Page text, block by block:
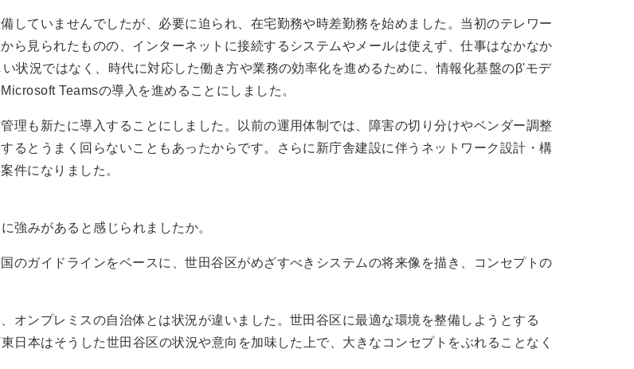
していませんでしたが、必要に迫られ、在宅勤務や時差勤務を始めました。当初のテレワー
ら見られたものの、インターネットに接続するシステムやメールは使えず、仕事はなかなか
状況ではなく、時代に対応した働き方や業務の効率化を進めるために、情報化基盤のβ'モデ
Teamsの導入を進めることにしました。
理も新たに導入することにしました。以前の運用体制では、障害の切り分けやベンダー調整
るとうまく回らないこともあったからです。さらに新庁舎建設に伴うネットワーク設計・構
件になりました。
みがあると感じられましたか。
のガイドラインをベースに、世田谷区がめざすべきシステムの将来像を描き、コンセプトの
オンプレミスの自治体とは状況が違いました。世田谷区に最適な環境を整備しようとする
日本はそうした世田谷区の状況や意向を加味した上で、大きなコンセプトをぶれることなく